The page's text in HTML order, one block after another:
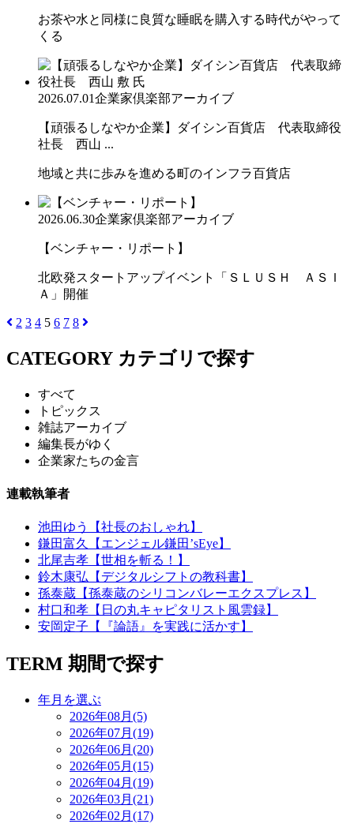
お茶や水と同様に良質な睡眠を購入する時代がやって
くる
2026.07.01企業家倶楽部アーカイブ
【頑張るしなやか企業】ダイシン百貨店 代表取締役
社長 西山 ...
地域と共に歩みを進める町のインフラ百貨店
2026.06.30企業家倶楽部アーカイブ
【ベンチャー・リポート】
北欧発スタートアップイベント「ＳＬＵＳＨ ＡＳＩ
Ａ」開催
2 3 4 5 6 7 8
CATEGORY カテゴリで探す
すべて
トピックス
雑誌アーカイブ
編集長がゆく
企業家たちの金言
連載執筆者
池田ゆう【社長のおしゃれ】
鎌田富久【エンジェル鎌田’sEye】
北尾吉孝【世相を斬る！】
鈴木康弘【デジタルシフトの教科書】
孫泰蔵【孫泰蔵のシリコンバレーエクスプレス】
村口和孝【日の丸キャピタリスト風雲録】
安岡定子【『論語』を実践に活かす】
TERM 期間で探す
年月を選ぶ
2026年08月(5)
2026年07月(19)
2026年06月(20)
2026年05月(15)
2026年04月(19)
2026年03月(21)
2026年02月(17)